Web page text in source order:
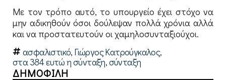
Με τον τρόπο αυτό, το υπουργείο έχει στόχο να
μην αδικηθούν όσοι δούλεψαν πολλά χρόνια αλλά
και να προστατευτούν οι χαμηλοσυνταξιούχοι.
ασφαλιστικό, Γιώργος Κατρούγκαλος,
στα 384 ευτώ η σύνταξη,σύνταξη
ΔΗΜΟΦΙΛΗ